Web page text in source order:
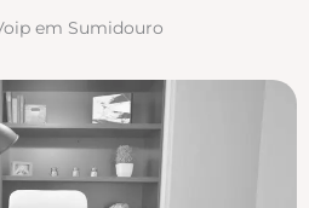
em Sumidouro